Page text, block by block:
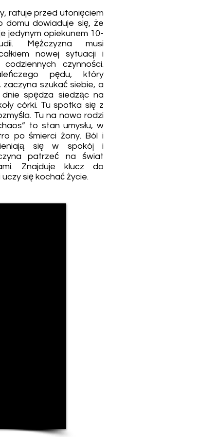
ratuje przed utonięciem
domu dowiaduje się, że
jedynym opiekunem 10-
Mężczyzna musi
nowej sytuacji i
czynności.
pędu, który
zaczyna szukać siebie, a
spędza siedząc na
córki. Tu spotka się z
Tu na nowo rodzi
to stan umysłu, w
po śmierci żony. Ból i
się w spokój i
patrzeć na świat
Znajduje klucz do
się kochać życie.